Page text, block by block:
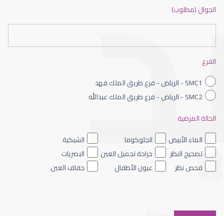
عيون الاطفال الملونه
الجوال (مطلوب)
الفرع
SMC1 - الرياض - فرع طريق الملك فهد
SMC2 - الرياض - فرع طريق الملك عبدالله
الحالة المرضية
الماء الأبيض
الجلوكوما
الشبكية
تصحيح النظر
جراحة تجميل العين
البصريات
فحص نظر
عيون الأطفال جفاف العين